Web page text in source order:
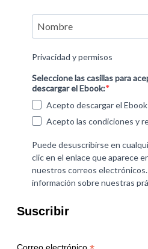
Suscribir
Correo electrónico